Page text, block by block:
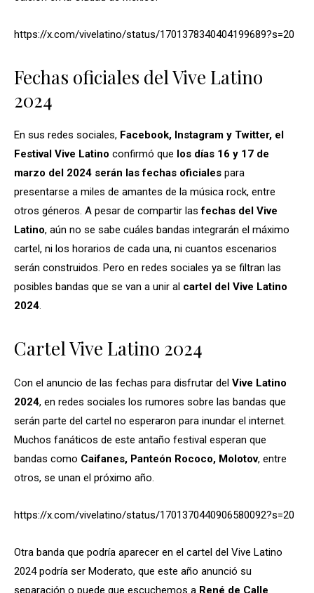
https://x.com/vivelatino/status/1701378340404199689?s=20
Fechas oficiales del Vive Latino
2024
En sus redes sociales, Facebook, Instagram y Twitter, el
Festival Vive Latino confirmó que los días 16 y 17 de
marzo del 2024 serán las fechas oficiales para
presentarse a miles de amantes de la música rock, entre
otros géneros. A pesar de compartir lasfechas del Vive
Latino, aún no se sabe cuáles bandas integrarán el máximo
cartel, ni los horarios de cada una, ni cuantos escenarios
serán construidos. Pero en redes sociales ya se filtran las
posibles bandas que se van a unir al cartel del Vive Latino
2024
Cartel Vive Latino 2024
Con el anuncio de las fechas para disfrutar del Vive Latino
2024, en redes sociales los rumores sobre las bandas que
serán parte del cartel no esperaron para inundar el internet.
Muchos fanáticos de este antaño festival esperan que
bandas como Caifanes, Panteón Rococo, Molotov, entre
otros, se unan el próximo año.
https://x.com/vivelatino/status/1701370440906580092?s=20
Otra banda que podría aparecer en el cartel del Vive Latino
2024 podría ser Moderato, que este año anunció su
separación o puede que escuchemos a René de Calle